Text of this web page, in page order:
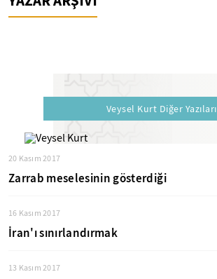
Veysel Kurt Diğer Yazıları
20 Kasım 2017
Zarrab meselesinin gösterdiği
16 Kasım 2017
İran'ı sınırlandırmak
13 Kasım 2017